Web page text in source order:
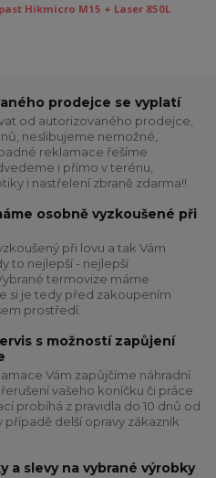
Hikmicro M15 + Laser 850L
prodejce se vyplatí
od autorizovaného prodejce,
neslibujeme nemožné,
reklamace řešíme
i přímo v terénu,
i nastřelení zbraně zdarma!!
osobně vyzkoušené při
při lovu a tak Vám
to nejlepší - nejlepší
termovize máme
si je tedy před zakoupením
prostředí.
s možností zapůjení
Vám zapůjčíme náhradní
vašeho koníčku či práce.
probíhá z pravidla do 10 dnů od
případě delší opravy zákazník
a slevy na vybrané výrobky